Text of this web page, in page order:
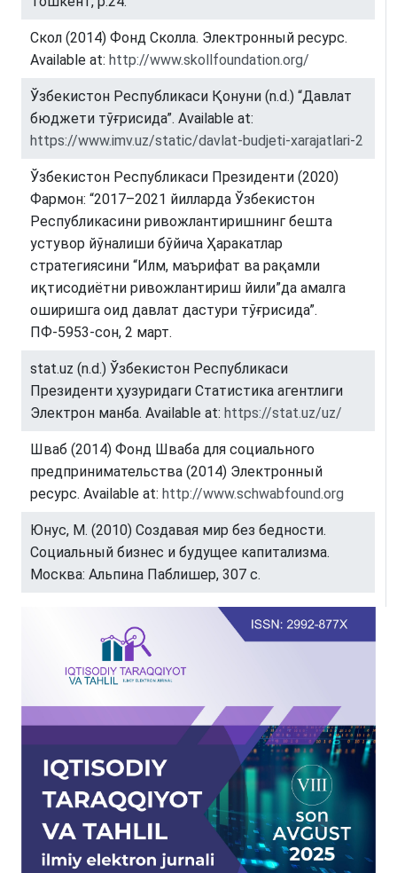
Скол (2014) Фонд Сколла. Электронный ресурс.
Available at: http://www.skollfoundation.org/
Ўзбекистон Республикаси Қонуни (n.d.) “Давлат
бюджети тўғрисида”. Available at:
https://www.imv.uz/static/davlat-budjeti-xarajatlari-2
Ўзбекистон Республикаси Президенти (2020)
Фармон: “2017–2021 йилларда Ўзбекистон
Республикасини ривожлантиришнинг бешта
устувор йўналиши бўйича Ҳаракатлар
стратегиясини “Илм, маърифат ва рақамли
иқтисодиётни ривожлантириш йили”да амалга
оширишга оид давлат дастури тўғрисида”.
ПФ-5953-сон, 2 март.
stat.uz (n.d.) Ўзбекистон Республикаси
Президенти ҳузуридаги Статистика агентлиги
Электрон манба. Available at: https://stat.uz/uz/
Шваб (2014) Фонд Шваба для социального
предпринимательства (2014) Электронный
ресурс. Available at: http://www.schwabfound.org
Юнус, М. (2010) Создавая мир без бедности.
Социальный бизнес и будущее капитализма.
Москва: Альпина Паблишер, 307 с.